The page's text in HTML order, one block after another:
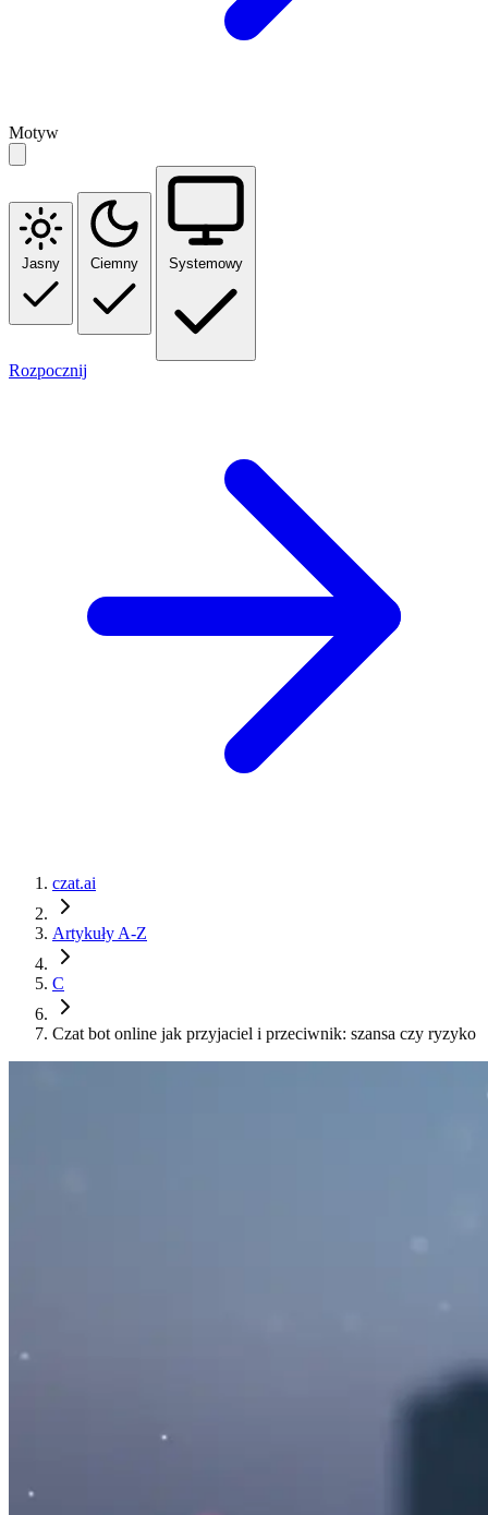
Motyw
Jasny Ciemny Systemowy
Rozpocznij
czat.ai
Artykuły A-Z
C
Czat bot online jak przyjaciel i przeciwnik: szansa czy ryzyko